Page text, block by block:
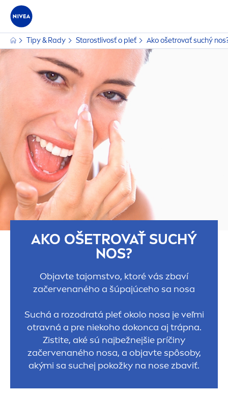
Tipy & Rady Starostlivosť o pleť Ako ošetrovať suchý
AKO OŠETROVAŤ SUCHÝ
NOS?
Objavte tajomstvo, ktoré vás zbaví
začervenaného a šúpajúceho sa nosa
Suchá a rozodratá pleť okolo nosa je veľmi
otravná a pre niekoho dokonca aj trápna.
Zistite, aké sú najbežnejšie príčiny
začervenaného nosa, a objavte spôsoby,
akými sa suchej pokožky na nose zbaviť.